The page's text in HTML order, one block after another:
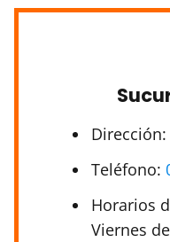
Teléfono:
Horarios
Viernes